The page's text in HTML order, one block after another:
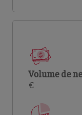
Volume de
€